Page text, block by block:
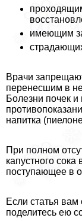
имеющим
Врачи
перенесшим в
Болезни почек
напитка
При полном
капустного
поступающее в
Если статья вам
поделитесь ею